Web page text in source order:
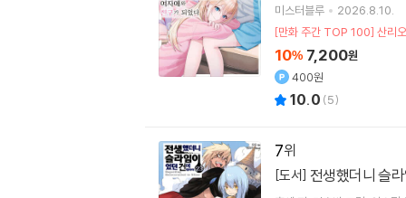
미스터블루
2026.8.10.
[만화 주간 TOP 100] 산리
10% 7,200원
400원
10.0 (5)
7
[도서] 전생했더니 슬